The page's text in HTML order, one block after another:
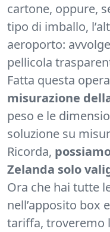
cartone, oppure,
tipo di imballo,
aeroporto:
pellicola
Fatta questa
misurazione
peso e le
soluzione su
Ricorda,
Zelanda solo
Ora che hai tutte
nell’apposito box
tariffa, troveremo